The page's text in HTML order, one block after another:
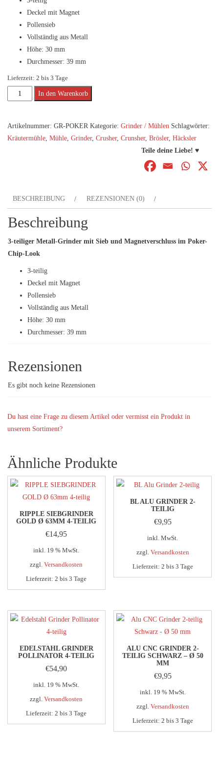
Deckel mit Magnet
Pollensieb
Vollständig aus Metall
Höhe: 30 mm
Durchmesser: 39 mm
Lieferzeit: 2 bis 3 Tage
POKER
Ø
39
In den Warenkorb
Artikelnummer: GR-POKER Kategorie: Grinder / Mühlen Schlagwörter:
Kräutermühle Mühle Grinder, Crusher, Crunsher, Brösler, Häcksler
Teile deine Liebe! ♥
BESCHREIBUNG REZENSIONEN (0)
Beschreibung
3-teiliger Metall-Grinder mit Sieb und Magnetverschluss im Poker-
Chip-Look
3-teilig
Deckel mit Magnet
Pollensieb
Vollständig aus Metall
Höhe: 30 mm
Durchmesser: 39 mm
Rezensionen
Es gibt noch keine Rezensionen
Du hast eine Frage zu diesem Artikel oder vermisst ein Produkt in
unserem Sortiment?
Ähnliche Produkte
RIPPLE SIEBGRINDER
GOLD Ø 63MM 4-TEILIG
€14,95
inkl. 19 % MwSt.
zzgl.Versandkosten
Lieferzeit:2 bis 3 Tage
BL ALU GRINDER 2-
TEILIG
€9,95
inkl. MwSt.
zzgl. Versandkosten
Lieferzeit: 2 bis 3 Tage
mehrere
Varianten
Die
Optionen
können
auf
der
EDELSTAHL GRINDER
POLLINATOR 4-TEILIG
€54,90
inkl. 19 % MwSt.
zzgl.Versandkosten
Lieferzeit:2 bis 3 Tage
ALU CNC GRINDER 2-
TEILIG SCHWARZ – Ø 50
MM
€9,95
inkl. 19 % MwSt.
zzgl. Versandkosten
Lieferzeit: 2 bis 3 Tage